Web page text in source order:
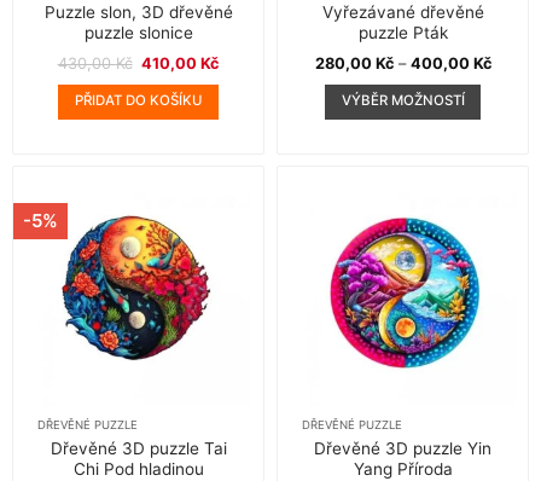
Puzzle slon, 3D dřevěné
puzzle slonice
430,00Kč Původní
cena
byla:
430,00 Kč.
410,00KčAktuální
PŘIDAT DO KOŠÍKU
Vyřezávané dřevěné
puzzle Pták
280,00 Kč – 400,00 Kč
VÝBĚR MOŽNOSTÍ
Možnosti
lze
vybrat
na
stránce
produktu
-5%
DŘEVĚNÉ PUZZLE
Dřevěné 3D puzzle Tai
Chi Pod hladinou
DŘEVĚNÉ PUZZLE
Dřevěné 3D puzzle Yin
Yang Příroda